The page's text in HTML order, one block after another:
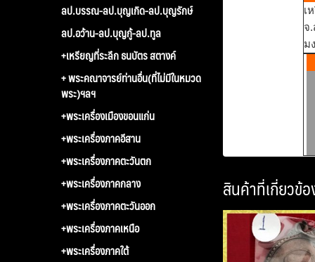
เ
จ
ม
สินค้าที่เกี่ยวข้
ลป.บรรณ-ลป.บุญเกิด-ลป.บุญรักษ์
ลป.อว้าน-ลป.บุญกู้-ลป.ทูล
+เหรียญที่ระลึก ธนบัตร สตางค์
+ พระคณาจารย์ท่านอื่น(ที่ไม่มีในหมวด
พระ)ฯลฯ
+พระเครื่องเมืองขอนแก่น
+พระเครื่องภาคอีสาน
+พระเครื่องภาคตะวันตก
+พระเครื่องภาคกลาง
+พระเครื่องภาคตะวันออก
+พระเครื่องภาคเหนือ
+พระเครื่องภาคใต้